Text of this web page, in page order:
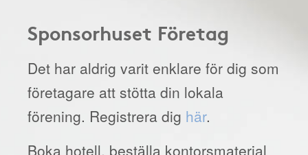
Sponsorhuset Företag
Det har aldrig varit enklare för dig som
företagare att stötta din lokala
förening. Registrera dig här.
Boka hotell, beställa kontorsmaterial